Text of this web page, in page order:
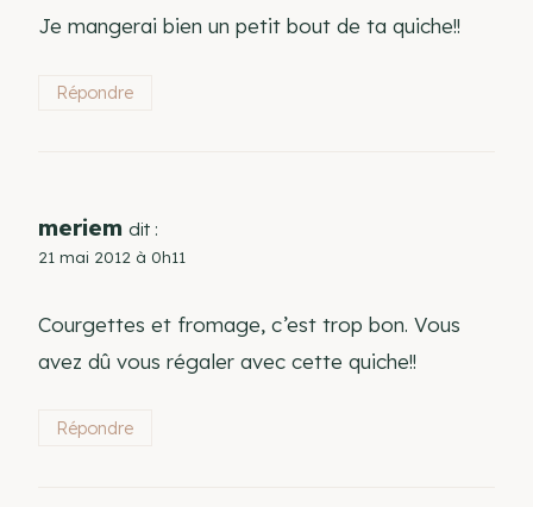
Je mangerai bien un petit bout de ta quiche!!
Répondre
meriem dit :
21 mai 2012 à 0h11
Courgettes et fromage, c’est trop bon. Vous
avez dû vous régaler avec cette quiche!!
Répondre